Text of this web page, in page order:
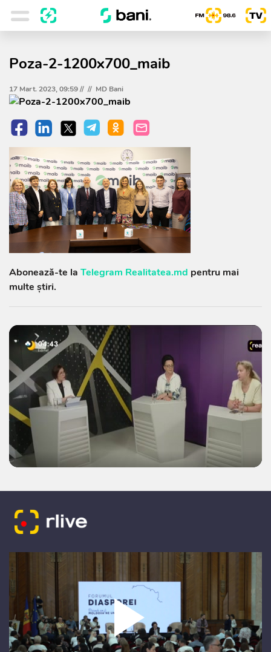
Poza-2-1200x700_maib
17 Mart. 2023, 09:59 // // MD Bani
Abonează-te la Telegram Realitatea.md pentru mai
multe știri.